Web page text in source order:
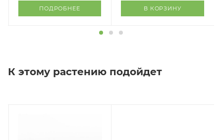
ПОДРОБНЕЕ В КОРЗИНУ
К этому растению подойдет